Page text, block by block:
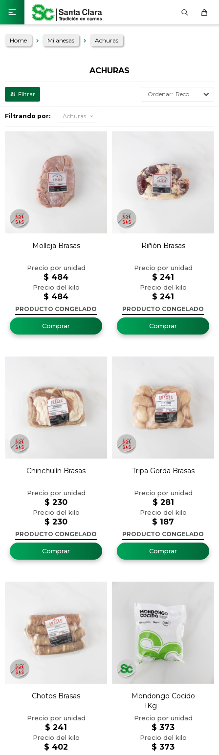

Home Milanesas Achuras
ACHURAS
Recomendados
Filtrando por: Achuras
Molleja Brasas
$ 484
$ 484
PRODUCTO CONGELADO
Riñón Brasas
$ 241
$ 241
PRODUCTO CONGELADO
Chinchulín Brasas
$ 230
$ 230
PRODUCTO CONGELADO
Tripa Gorda Brasas
$ 187
$ 281
PRODUCTO CONGELADO
Chotos Brasas
$ 402
$ 241
Mondongo Cocido
1Kg
$ 373
$ 373